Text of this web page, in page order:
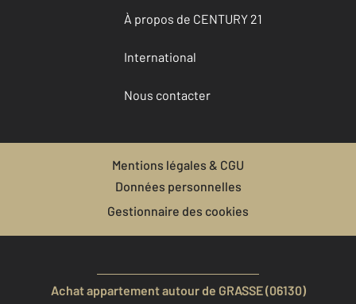
À propos de CENTURY 21
International
Nous contacter
Mentions légales & CGU
Données personnelles
Gestionnaire des cookies
Achat appartement autour de GRASSE (06130)